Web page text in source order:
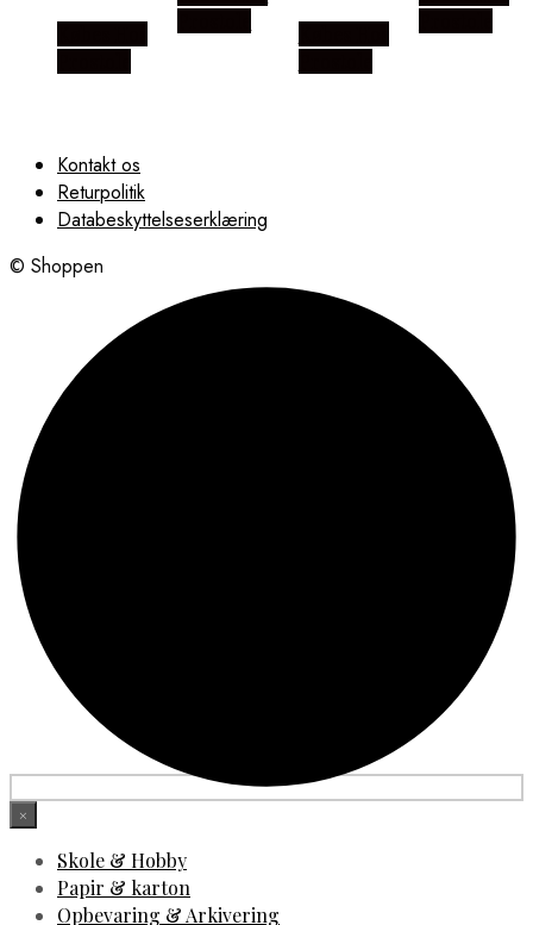
Kontakt os
Returpolitik
Databeskyttelseserklæring
© Shoppen
×
Skole & Hobby
Papir & karton
Opbevaring & Arkivering